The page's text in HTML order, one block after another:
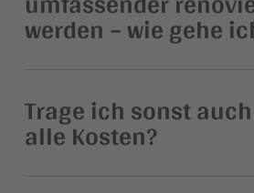
werden – wie gehe
Trage ich sonst
alle Kosten?